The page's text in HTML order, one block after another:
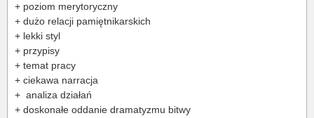
+ poziom merytoryczny
+ dużo relacji pamiętnikarskich
+ lekki styl
+ przypisy
+ temat pracy
+ ciekawa narracja
+ analiza działań
+ doskonałe oddanie dramatyzmu bitwy